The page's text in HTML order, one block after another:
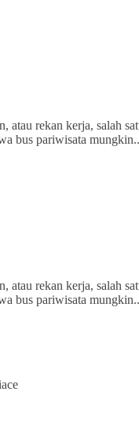
atau rekan kerja, salah
bus pariwisata
atau rekan kerja, salah
bus pariwisata